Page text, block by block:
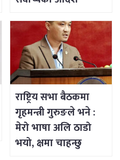
राष्ट्रिय सभा बैठकमा
गृहमन्त्री गुरुङले भने :
मेरो भाषा अलि ठाडो
भयो, क्षमा चाहन्छु